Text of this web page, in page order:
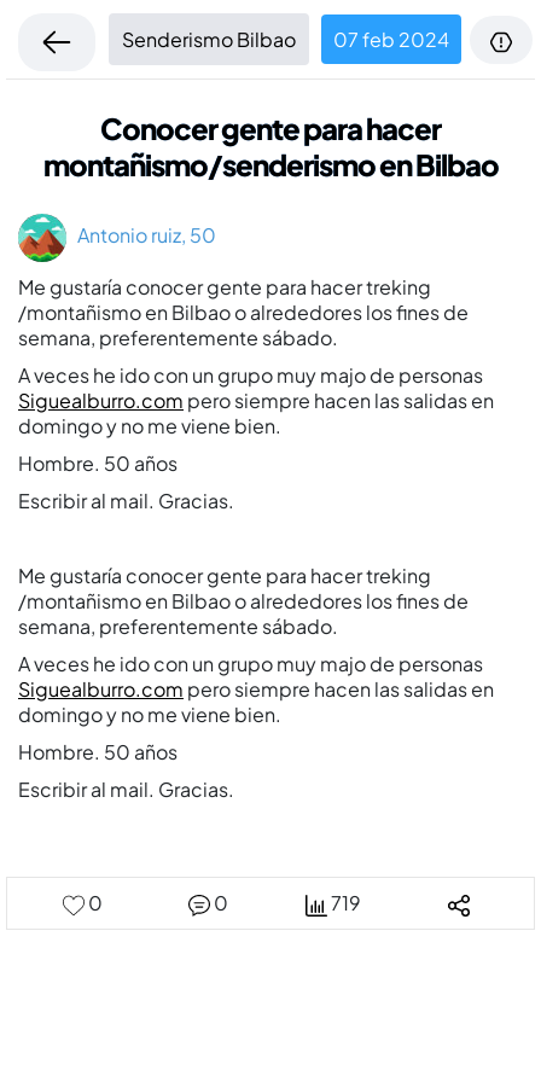
Senderismo Bilbao 07 feb 2024
Conocer gente para hacer
montañismo/senderismo en Bilbao
Antonio ruiz, 50
Me gustarí­a conocer gente para hacer treking
/montañismo en Bilbao o alrededores los fines de
semana, preferentemente sábado.
A veces he ido con un grupo muy majo de personas
Siguealburro.com pero siempre hacen las salidas en
domingo y no me viene bien.
Hombre. 50 años
Escribir al mail. Gracias.
Me gustarí­a conocer gente para hacer treking
/montañismo en Bilbao o alrededores los fines de
semana, preferentemente sábado.
A veces he ido con un grupo muy majo de personas
Siguealburro.com pero siempre hacen las salidas en
domingo y no me viene bien.
Hombre. 50 años
Escribir al mail. Gracias.
0 0 719